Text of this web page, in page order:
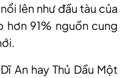
lên như đầu tàu của
91% nguồn cung
An hay Thủ Dầu Một